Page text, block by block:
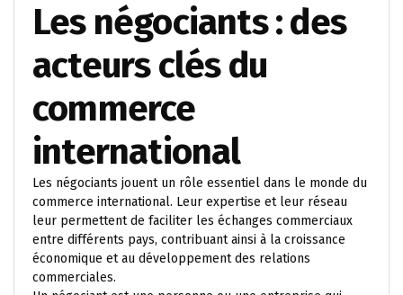
Les négociants : des
acteurs clés du
commerce
international
Les négociants jouent un rôle essentiel dans le monde du
commerce international. Leur expertise et leur réseau
leur permettent de faciliter les échanges commerciaux
entre différents pays, contribuant ainsi à la croissance
économique et au développement des relations
commerciales.